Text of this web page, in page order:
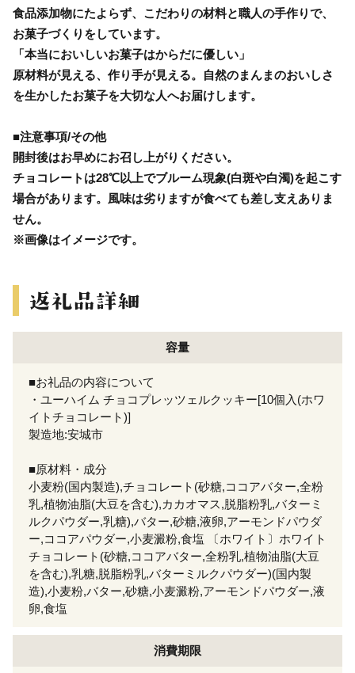
食品添加物にたよらず、こだわりの材料と職人の手作りで、
お菓子づくりをしています。
「本当においしいお菓子はからだに優しい」
原材料が見える、作り手が見える。自然のまんまのおいしさ
を生かしたお菓子を大切な人へお届けします。
■注意事項/その他
開封後はお早めにお召し上がりください。
チョコレートは28℃以上でブルーム現象(白斑や白濁)を起こす
場合があります。風味は劣りますが食べても差し支えありま
せん。
※画像はイメージです。
容量
■お礼品の内容について
・ユーハイム チョコプレッツェルクッキー[10個入(ホワ
イトチョコレート)]
製造地:安城市
■原材料・成分
小麦粉(国内製造),チョコレート(砂糖,ココアバター,全粉
乳,植物油脂(大豆を含む),カカオマス,脱脂粉乳,バターミ
ルクパウダー,乳糖),バター,砂糖,液卵,アーモンドパウダ
ー,ココアパウダー,小麦澱粉,食塩 〔ホワイト〕ホワイト
チョコレート(砂糖,ココアバター,全粉乳,植物油脂(大豆
を含む),乳糖,脱脂粉乳,バターミルクパウダー)(国内製
造),小麦粉,バター,砂糖,小麦澱粉,アーモンドパウダー,液
卵,食塩
消費期限